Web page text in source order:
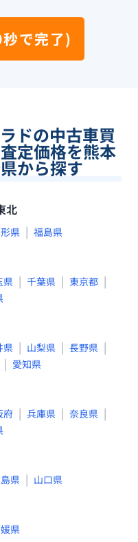
で完了)
ドの中古車買
定価格を熊本
から探す
北
県 | 福島県
県 | 千葉県 | 東京都 |
県 | 山梨県 | 長野県 |
| 愛知県
府 | 兵庫県 | 奈良県 |
県 | 山口県
県